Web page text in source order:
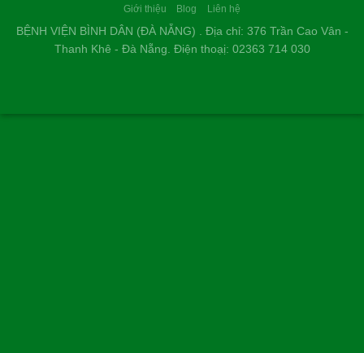
Giới thiệu Blog Liên hệ
BỆNH VIỆN BÌNH DÂN (ĐÀ NẴNG) . Địa chỉ: 376 Trần Cao Vân -
Thanh Khê - Đà Nẵng. Điện thoạị: 02363 714 030